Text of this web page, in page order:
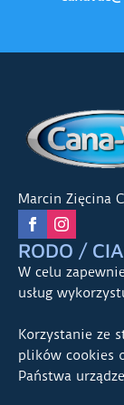
Marcin Zięcina
RODO /
W celu
usług
Korzystanie ze
plików cookies
Państwa